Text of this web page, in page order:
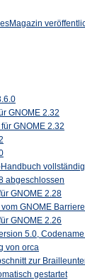
GNOME 2.32
GNOME 2.32
abgeschlossen
GNOME 2.28
GNOME
GNOME 2.26
5.0,
von orca
zur
gestartet